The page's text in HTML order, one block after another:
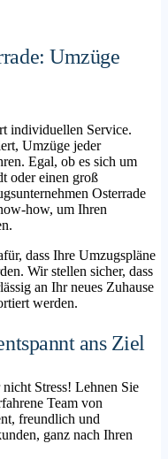
Umzüge
individuellen Service.
Umzüge jeder
Egal, ob es sich um
oder einen groß
Osterrade
how, um Ihren
dass Ihre Umzugspläne
Wir stellen sicher, dass
an Ihr neues Zuhause
werden.
ans Ziel
Stress! Lehnen Sie
Team von
freundlich und
ganz nach Ihren